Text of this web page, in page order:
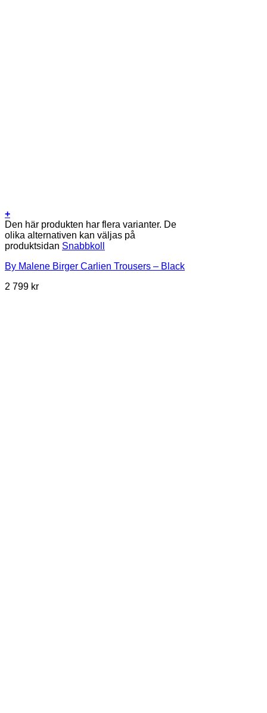
+
Den här produkten har flera varianter. De
olika alternativen kan väljas på
produktsidan Snabbkoll
By Malene Birger Carlien Trousers – Black
2 799 kr